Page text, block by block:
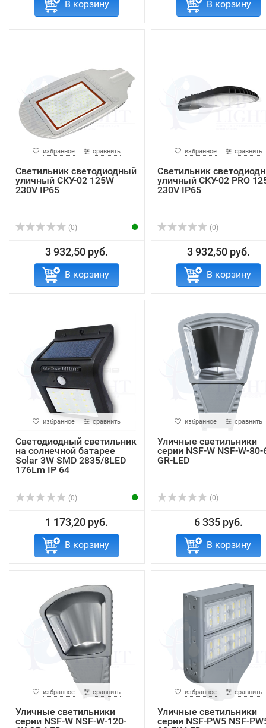
В корзину В корзину
избранное сравнить
Светильник светодиодный
уличный СКУ-02 125W
230V IP65
(0)
3 932,50 руб.
В корзину
избранное сравнить
Светильник
уличный СКУ-02 PRO
230V IP65
(0)
3 932,50 руб.
В корзину
избранное сравнить
Светодиодный светильник
на солнечной батарее
Solar 3W SMD 2835/8LED
176Lm IP 64
(0)
1 173,20 руб.
В корзину
избранное сравнить
Уличные светильники
серии NSF-W NSF-W-80-
GR-LED
(0)
6 335 руб.
В корзину
избранное сравнить
Уличные светильники
серии NSF-W NSF-W-120-
избранное сравнить
Уличные светильники
серии NSF-PW5 NSF-